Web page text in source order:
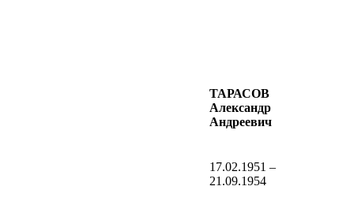
ТАРАСОВ
Александр
Андреевич
17.02.1951 –
21.09.1954